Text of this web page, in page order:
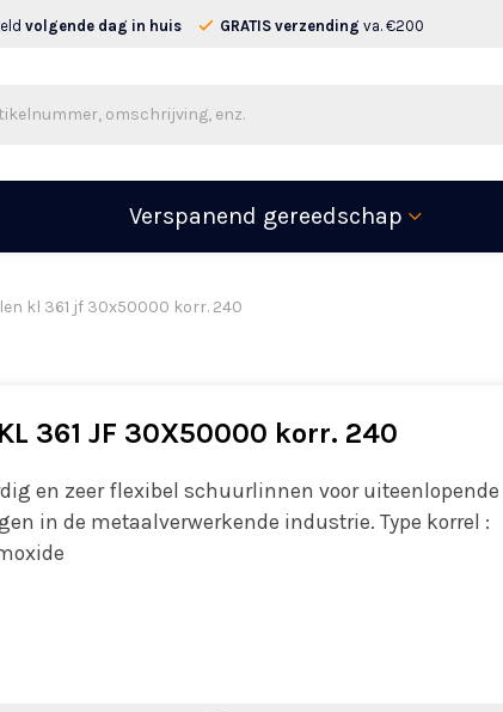
volgende dag in huis GRATIS verzending va. €200
Verspanend gereedschap
kl 361 jf 30x50000 korr. 240
361 JF 30X50000 korr. 240
en zeer flexibel schuurlinnen voor uiteenlopende
in de metaalverwerkende industrie. Type korrel :